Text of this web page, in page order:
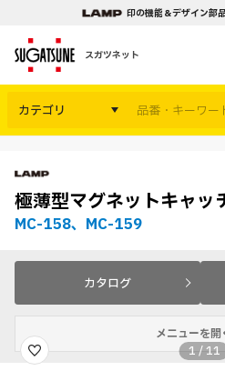
印の機能＆デザイン部
スガツネット
カテゴリ
極薄型マグネットキャッ
MC-158、MC-159
カタログ
メニューを開
1 /11